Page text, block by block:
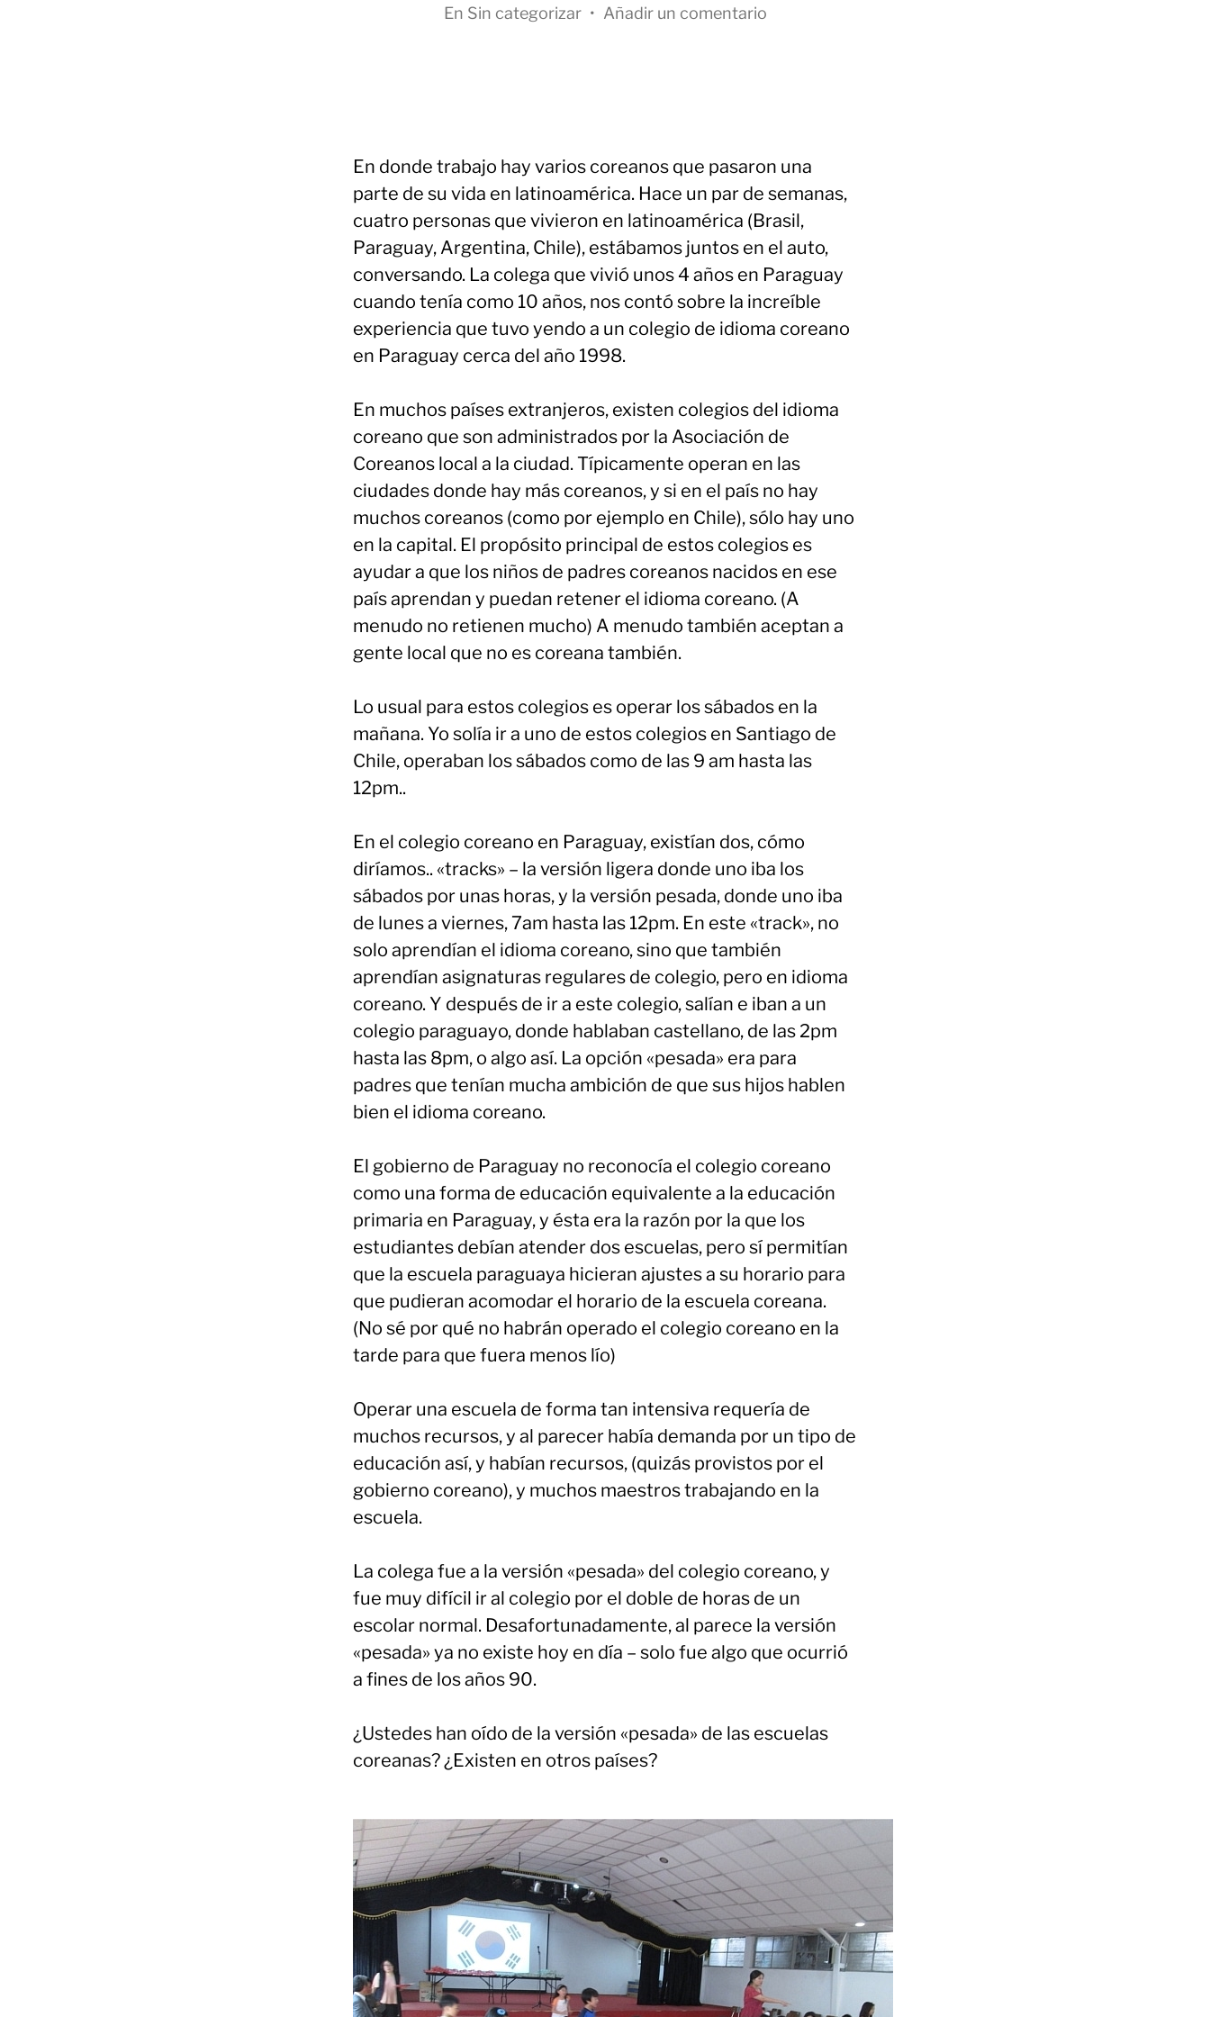
En Sin categorizar • Añadir un comentario
En donde trabajo hay varios coreanos que pasaron una
parte de su vida en latinoamérica. Hace un par de semanas,
cuatro personas que vivieron en latinoamérica (Brasil,
Paraguay, Argentina, Chile), estábamos juntos en el auto,
conversando. La colega que vivió unos 4 años en Paraguay
cuando tenía como 10 años, nos contó sobre la increíble
experiencia que tuvo yendo a un colegio de idioma coreano
en Paraguay cerca del año 1998.
En muchos países extranjeros, existen colegios del idioma
coreano que son administrados por la Asociación de
Coreanos local a la ciudad. Típicamente operan en las
ciudades donde hay más coreanos, y si en el país no hay
muchos coreanos (como por ejemplo en Chile), sólo hay uno
en la capital. El propósito principal de estos colegios es
ayudar a que los niños de padres coreanos nacidos en ese
país aprendan y puedan retener el idioma coreano. (A
menudo no retienen mucho) A menudo también aceptan a
gente local que no es coreana también.
Lo usual para estos colegios es operar los sábados en la
mañana. Yo solía ir a uno de estos colegios en Santiago de
Chile, operaban los sábados como de las 9 am hasta las
12pm..
En el colegio coreano en Paraguay, existían dos, cómo
diríamos.. «tracks» – la versión ligera donde uno iba los
sábados por unas horas, y la versión pesada, donde uno iba
de lunes a viernes, 7am hasta las 12pm. En este «track», no
solo aprendían el idioma coreano, sino que también
aprendían asignaturas regulares de colegio, pero en idioma
coreano. Y después de ir a este colegio, salían e iban a un
colegio paraguayo, donde hablaban castellano, de las 2pm
hasta las 8pm, o algo así. La opción «pesada» era para
padres que tenían mucha ambición de que sus hijos hablen
bien el idioma coreano.
El gobierno de Paraguay no reconocía el colegio coreano
como una forma de educación equivalente a la educación
primaria en Paraguay, y ésta era la razón por la que los
estudiantes debían atender dos escuelas, pero sí permitían
que la escuela paraguaya hicieran ajustes a su horario para
que pudieran acomodar el horario de la escuela coreana.
(No sé por qué no habrán operado el colegio coreano en la
tarde para que fuera menos lío)
Operar una escuela de forma tan intensiva requería de
muchos recursos, y al parecer había demanda por un tipo de
educación así, y habían recursos, (quizás provistos por el
gobierno coreano), y muchos maestros trabajando en la
escuela.
La colega fue a la versión «pesada» del colegio coreano, y
fue muy difícil ir al colegio por el doble de horas de un
escolar normal. Desafortunadamente, al parece la versión
«pesada» ya no existe hoy en día – solo fue algo que ocurrió
a fines de los años 90.
¿Ustedes han oído de la versión «pesada» de las escuelas
coreanas? ¿Existen en otros países?